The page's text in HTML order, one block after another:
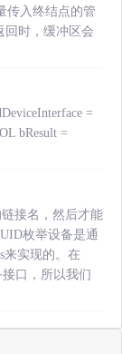
传入终结点的管
回时，缓冲区会
=
bResult =
接名，然后才能
枚举设备是通
来实现的。在
口，所以我们